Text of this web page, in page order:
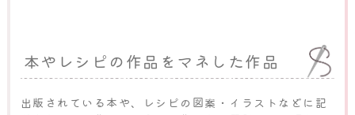
本やレシピの作品をマネした作品
出版されている本や、レシピの図案・イラストなどに記